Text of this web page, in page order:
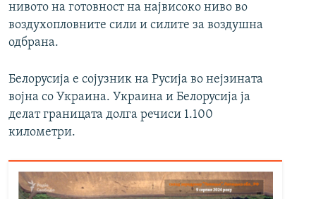
нивото на готовност на највисоко ниво во
воздухопловните сили и силите за воздушна
одбрана.
Белорусија е сојузник на Русија во нејзината
војна со Украина. Украина и Белорусија ја
делат границата долга речиси 1.100
километри.